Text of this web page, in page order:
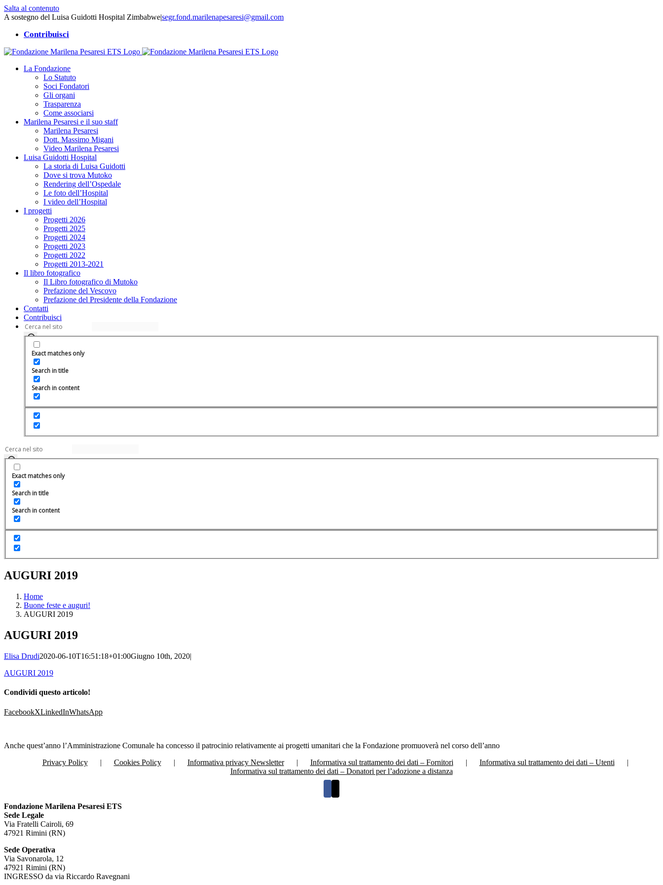
Salta al contenuto
A sostegno del Luisa Guidotti Hospital Zimbabwe|segr.fond.marilenapesaresi@gmail.com
Contribuisci
La Fondazione
Lo Statuto
Soci Fondatori
Gli organi
Trasparenza
Come associarsi
Marilena Pesaresi e il suo staff
Marilena Pesaresi
Dott. Massimo Migani
Video Marilena Pesaresi
Luisa Guidotti Hospital
La storia di Luisa Guidotti
Dove si trova Mutoko
Rendering dell’Ospedale
Le foto dell’Hospital
I video dell’Hospital
I progetti
Progetti 2026
Progetti 2025
Progetti 2024
Progetti 2023
Progetti 2022
Progetti 2013-2021
Il libro fotografico
Il Libro fotografico di Mutoko
Prefazione del Vescovo
Prefazione del Presidente della Fondazione
Contatti
Contribuisci
Exact matches only
Search in title
Search in content
Exact matches only
Search in title
Search in content
AUGURI 2019
Home
Buone feste e auguri!
AUGURI 2019
AUGURI 2019
Elisa Drudi2020-06-10T16:51:18+01:00Giugno 10th, 2020|
AUGURI 2019
Condividi questo articolo!
FacebookXLinkedInWhatsApp
Anche quest’anno l’Amministrazione Comunale ha concesso il patrocinio relativamente ai progetti umanitari che la Fondazione promuoverà nel corso dell’anno
Privacy Policy
Cookies Policy Informativa privacy Newsletter Informativa sul trattamento dei dati – Fornitori
Informativa sul trattamento dei dati – Utenti
Informativa sul trattamento dei dati – Donatori per l’adozione a distanza
Fondazione Marilena Pesaresi ETS
Sede Legale
Via Fratelli Cairoli, 69
47921 Rimini (RN)
Sede Operativa
Via Savonarola, 12
47921 Rimini (RN)
INGRESSO da via Riccardo Ravegnani